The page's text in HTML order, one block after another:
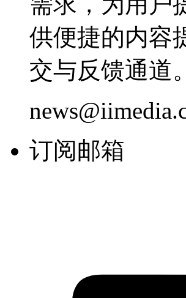
供便捷的内容
交与反馈通道。
订阅邮箱